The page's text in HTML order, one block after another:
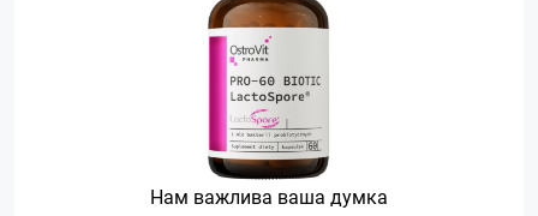
Нам важлива ваша думка